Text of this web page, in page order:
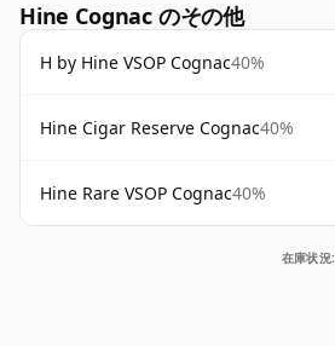
Hine Cognac のその他
H by Hine VSOP Cognac40%
Hine Cigar Reserve Cognac40%
Hine Rare VSOP Cognac40%
在庫状況: